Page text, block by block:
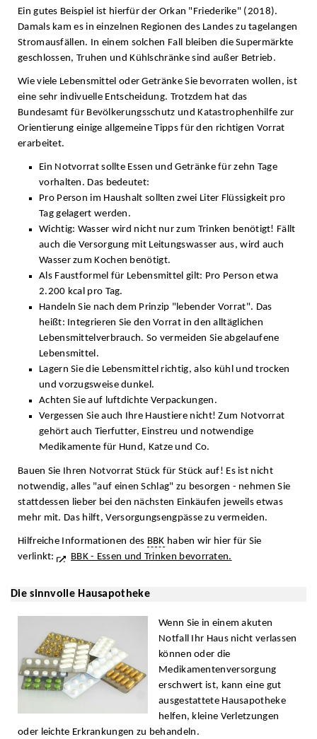
Ein gutes Beispiel ist hierfür der Orkan "Friederike" (2018).
Damals kam es in einzelnen Regionen des Landes zu tagelangen
Stromausfällen. In einem solchen Fall bleiben die Supermärkte
geschlossen, Truhen und Kühlschränke sind außer Betrieb.
Wie viele Lebensmittel oder Getränke Sie bevorraten wollen, ist
eine sehr indivuelle Entscheidung. Trotzdem hat das
Bundesamt für Bevölkerungsschutz und Katastrophenhilfe zur
Orientierung einige allgemeine Tipps für den richtigen Vorrat
erarbeitet.
Ein Notvorrat sollte Essen und Getränke für zehn Tage
vorhalten. Das bedeutet:
Pro Person im Haushalt sollten zwei Liter Flüssigkeit pro
Tag gelagert werden.
Wichtig: Wasser wird nicht nur zum Trinken benötigt! Fällt
auch die Versorgung mit Leitungswasser aus, wird auch
Wasser zum Kochen benötigt.
Als Faustformel für Lebensmittel gilt: Pro Person etwa
2.200 kcal pro Tag.
Handeln Sie nach dem Prinzip "lebender Vorrat". Das
heißt: Integrieren Sie den Vorrat in den alltäglichen
Lebensmittelverbrauch. So vermeiden Sie abgelaufene
Lebensmittel.
Lagern Sie die Lebensmittel richtig, also kühl und trocken
und vorzugsweise dunkel.
Achten Sie auf luftdichte Verpackungen.
Vergessen Sie auch Ihre Haustiere nicht! Zum Notvorrat
gehört auch Tierfutter, Einstreu und notwendige
Medikamente für Hund, Katze und Co.
Bauen Sie Ihren Notvorrat Stück für Stück auf! Es ist nicht
notwendig, alles "auf einen Schlag" zu besorgen - nehmen Sie
stattdessen lieber bei den nächsten Einkäufen jeweils etwas
mehr mit. Das hilft, Versorgungsengpässe zu vermeiden.
Hilfreiche Informationen des BBK haben wir hier für Sie
verlinkt:
BBK - Essen und Trinken bevorraten.
Die sinnvolle Hausapotheke
Wenn Sie in einem akuten
Notfall Ihr Haus nicht verlassen
können oder die
Medikamentenversorgung
erschwert ist, kann eine gut
ausgestattete Hausapotheke
helfen, kleine Verletzungen
oder leichte Erkrankungen zu behandeln.